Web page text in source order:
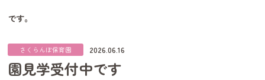
です。
さくらんぼ保育園 2026.06.16
園見学受付中です